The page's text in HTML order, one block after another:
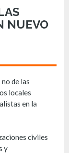
NUEVO
de las
locales
en la
civiles
y